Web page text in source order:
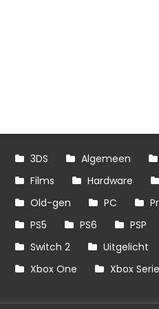
3DS
Algemeen
Films
Hardware
Old-gen
PC
PS5
PS6
PSP
Switch 2
Uitgelicht
Xbox One
Xbox